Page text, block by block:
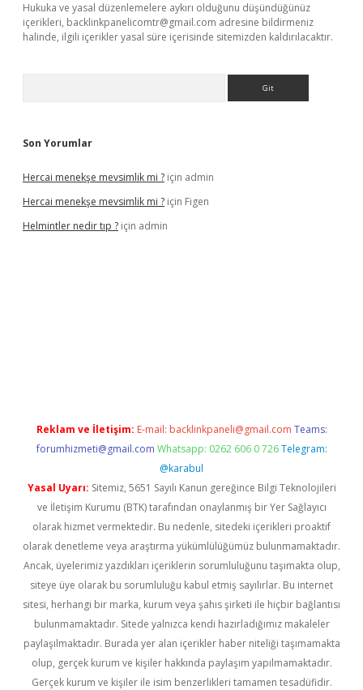
Hukuka ve yasal düzenlemelere aykırı olduğunu düşündüğünüz
içerikleri, backlinkpanelicomtr@gmail.com adresine bildirmeniz
halinde, ilgili içerikler yasal süre içerisinde sitemizden kaldırılacaktır.
Son Yorumlar
Hercai menekşe mevsimlik mi ? için admin
Hercai menekşe mevsimlik mi ? için Figen
Helmintler nedir tıp ? için admin
Reklam ve İletişim: E-mail: backlinkpaneli@gmail.com Teams:
forumhizmeti@gmail.com Whatsapp: 0262 606 0 726 Telegram:
@karabul
Yasal Uyarı: Sitemiz, 5651 Sayılı Kanun gereğince Bilgi Teknolojileri
ve İletişim Kurumu (BTK) tarafından onaylanmış bir Yer Sağlayıcı
olarak hizmet vermektedir. Bu nedenle, sitedeki içerikleri proaktif
olarak denetleme veya araştırma yükümlülüğümüz bulunmamaktadır.
Ancak, üyelerimiz yazdıkları içeriklerin sorumluluğunu taşımakta olup,
siteye üye olarak bu sorumluluğu kabul etmiş sayılırlar. Bu internet
sitesi, herhangi bir marka, kurum veya şahıs şirketi ile hiçbir bağlantısı
bulunmamaktadır. Sitede yalnızca kendi hazırladığımız makaleler
paylaşılmaktadır. Burada yer alan içerikler haber niteliği taşımamakta
olup, gerçek kurum ve kişiler hakkında paylaşım yapılmamaktadır.
Gerçek kurum ve kişiler ile isim benzerlikleri tamamen tesadüfidir.